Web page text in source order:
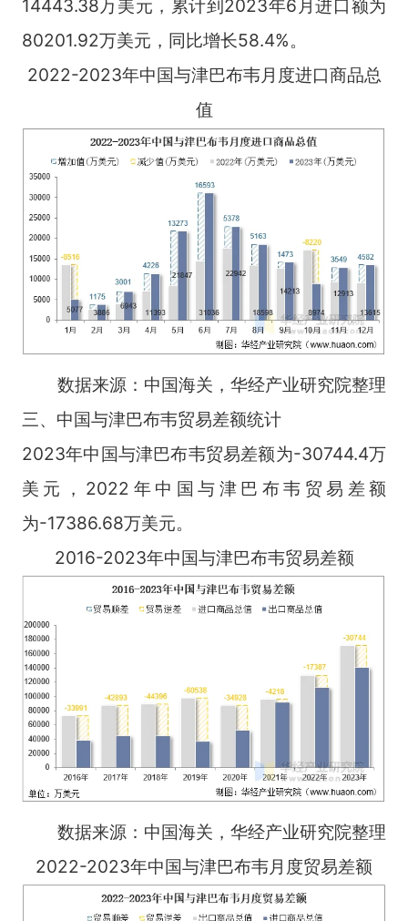
14443.38万美元，累计到2023年6月进口额为
80201.92万美元，同比增长58.4%。
2022-2023年中国与津巴布韦月度进口商品总
值
数据来源：中国海关，华经产业研究院整理
三、中国与津巴布韦贸易差额统计
2023年中国与津巴布韦贸易差额为-30744.4万
美元，2022年中国与津巴布韦贸易差额
为-17386.68万美元。
2016-2023年中国与津巴布韦贸易差额
数据来源：中国海关，华经产业研究院整理
2022-2023年中国与津巴布韦月度贸易差额